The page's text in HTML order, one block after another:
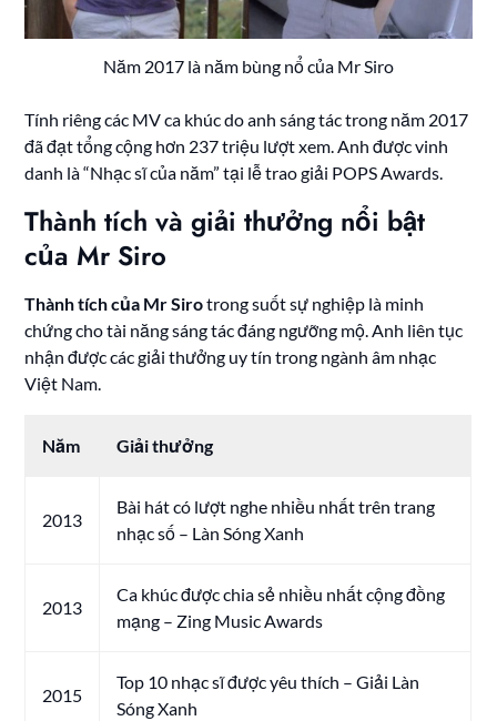
Năm 2017 là năm bùng nổ của Mr Siro
Tính riêng các MV ca khúc do anh sáng tác trong năm 2017
đã đạt tổng cộng hơn 237 triệu lượt xem. Anh được vinh
danh là “Nhạc sĩ của năm” tại lễ trao giải POPS Awards.
Thành tích và giải thưởng nổi bật
của Mr Siro
Thành tích của Mr Sirotrong suốt sự nghiệp là minh
chứng cho tài năng sáng tác đáng ngưỡng mộ. Anh liên tục
nhận được các giải thưởng uy tín trong ngành âm nhạc
Việt Nam.
Năm Giải thưởng
2013
Bài hát có lượt nghe nhiều nhất trên trang
nhạc số – Làn Sóng Xanh
2013
Ca khúc được chia sẻ nhiều nhất cộng đồng
mạng – Zing Music Awards
2015
Top 10 nhạc sĩ được yêu thích – Giải Làn
Sóng Xanh